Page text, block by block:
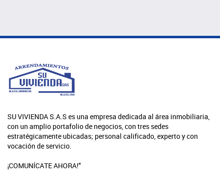
SU VIVIENDA S.A.S es una empresa dedicada al área inmobiliaria,
con un amplio portafolio de negocios, con tres sedes
estratégicamente ubicadas; personal calificado, experto y con
vocación de servicio.
¡COMUNÍCATE AHORA!"